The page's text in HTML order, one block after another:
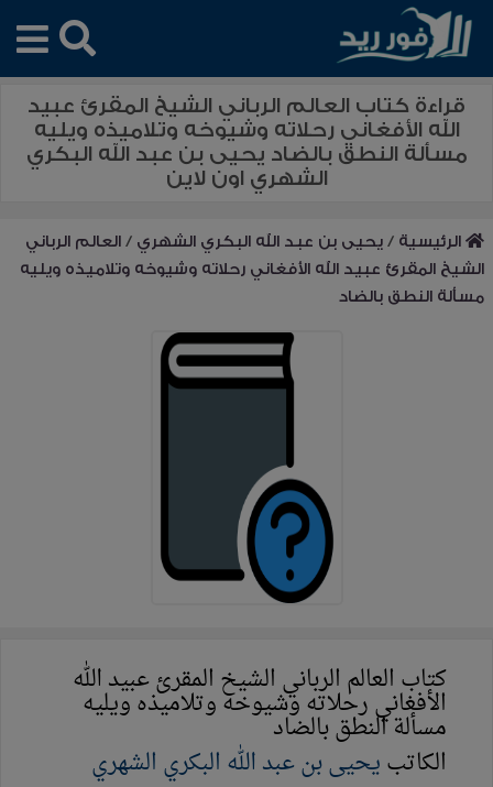
قراءة كتاب العالم الرباني الشيخ المقرئ عبيد
الله الأفغاني رحلاته وشيوخه وتلاميذه ويليه
مسألة النطق بالضاد يحيى بن عبد الله البكري
الشهري اون لاين
الرئيسية /يحيى بن عبد الله البكري الشهري /العالم الرباني
الشيخ المقرئ عبيد الله الأفغاني رحلاته وشيوخه وتلاميذه ويليه
مسألة النطق بالضاد
كتاب العالم الرباني الشيخ المقرئ عبيد الله
الأفغاني رحلاته وشيوخه وتلاميذه ويليه
مسألة النطق بالضاد
الكاتبيحيى بن عبد الله البكري الشهري